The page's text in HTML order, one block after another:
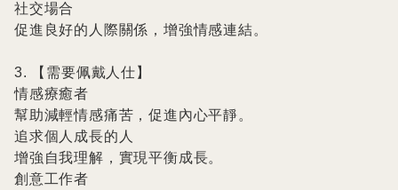
社交場合
促進良好的人際關係，增強情感連結。
3. 【需要佩戴人仕】
情感療癒者
幫助減輕情感痛苦，促進內心平靜。
追求個人成長的人
增強自我理解，實現平衡成長。
創意工作者